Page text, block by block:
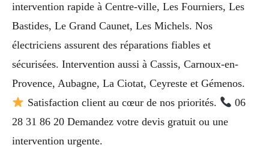
intervention rapide à Centre-ville, Les Fourniers, Les
Bastides, Le Grand Caunet, Les Michels. Nos
électriciens assurent des réparations fiables et
sécurisées. Intervention aussi à Cassis, Carnoux-en-
Provence, Aubagne, La Ciotat, Ceyreste et Gémenos.
Satisfaction client au cœur de nos priorités.
06
28 31 86 20 Demandez votre devis gratuit ou une
intervention urgente.